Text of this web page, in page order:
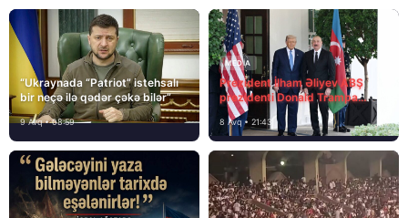
“Ukraynada “Patriot” istehsalı
bir neçə ilə qədər çəkə bilər”
9 Avq • 08:59
MEDİA
Prezident İlham Əliyev ABŞ
prezidenti Donald Trampa
məktubunda yazıb ki…
8 Avq • 21:43